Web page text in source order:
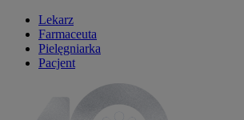
Lekarz
Farmaceuta
Pielęgniarka
Pacjent